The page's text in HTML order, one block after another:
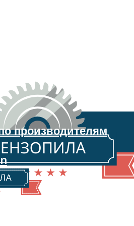
производителям